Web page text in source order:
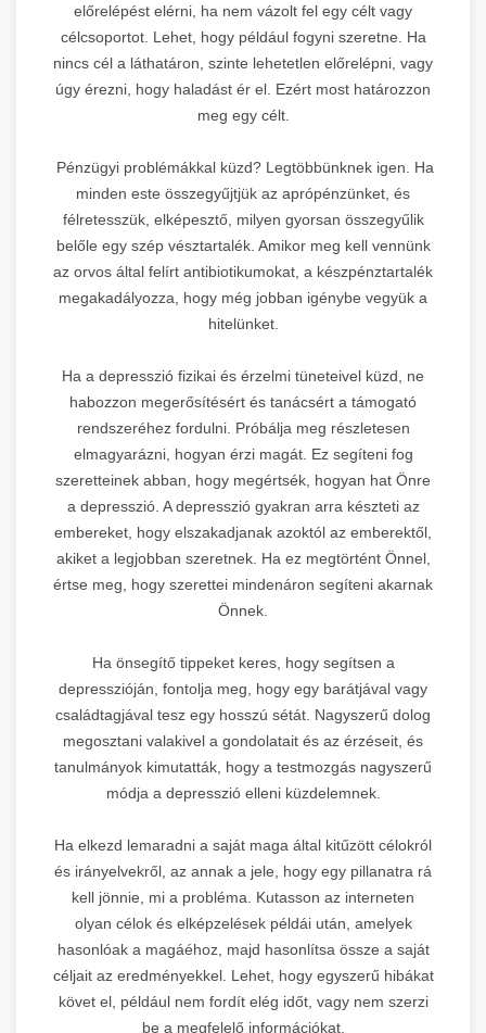
előrelépést elérni, ha nem vázolt fel egy célt vagy
célcsoportot. Lehet, hogy például fogyni szeretne. Ha
nincs cél a láthatáron, szinte lehetetlen előrelépni, vagy
úgy érezni, hogy haladást ér el. Ezért most határozzon
meg egy célt.
Pénzügyi problémákkal küzd? Legtöbbünknek igen. Ha
minden este összegyűjtjük az aprópénzünket, és
félretesszük, elképesztő, milyen gyorsan összegyűlik
belőle egy szép vésztartalék. Amikor meg kell vennünk
az orvos által felírt antibiotikumokat, a készpénztartalék
megakadályozza, hogy még jobban igénybe vegyük a
hitelünket.
Ha a depresszió fizikai és érzelmi tüneteivel küzd, ne
habozzon megerősítésért és tanácsért a támogató
rendszeréhez fordulni. Próbálja meg részletesen
elmagyarázni, hogyan érzi magát. Ez segíteni fog
szeretteinek abban, hogy megértsék, hogyan hat Önre
a depresszió. A depresszió gyakran arra készteti az
embereket, hogy elszakadjanak azoktól az emberektől,
akiket a legjobban szeretnek. Ha ez megtörtént Önnel,
értse meg, hogy szerettei mindenáron segíteni akarnak
Önnek.
Ha önsegítő tippeket keres, hogy segítsen a
depresszióján, fontolja meg, hogy egy barátjával vagy
családtagjával tesz egy hosszú sétát. Nagyszerű dolog
megosztani valakivel a gondolatait és az érzéseit, és
tanulmányok kimutatták, hogy a testmozgás nagyszerű
módja a depresszió elleni küzdelemnek.
Ha elkezd lemaradni a saját maga által kitűzött célokról
és irányelvekről, az annak a jele, hogy egy pillanatra rá
kell jönnie, mi a probléma. Kutasson az interneten
olyan célok és elképzelések példái után, amelyek
hasonlóak a magáéhoz, majd hasonlítsa össze a saját
céljait az eredményekkel. Lehet, hogy egyszerű hibákat
követ el, például nem fordít elég időt, vagy nem szerzi
be a megfelelő információkat.